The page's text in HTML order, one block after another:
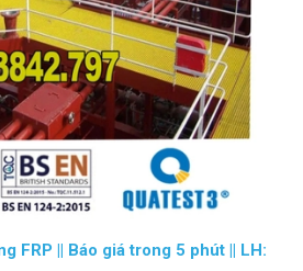
FRP || Báo giá trong 5 phút || LH: